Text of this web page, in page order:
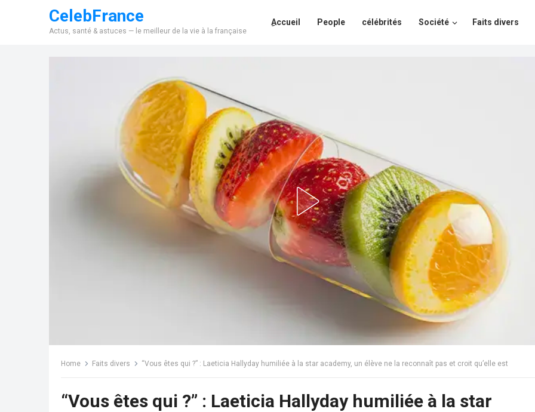
CelebFrance
Actus, santé & astuces — le meilleur de la vie à la française
ِAccueil People célébrités Société Faits divers
Home Faits divers “Vous êtes qui ?” : Laeticia Hallyday humiliée à la star academy, un élève ne la reconnaît pas et croit qu’elle est
“Vous êtes qui ?” : Laeticia Hallyday humiliée à la star